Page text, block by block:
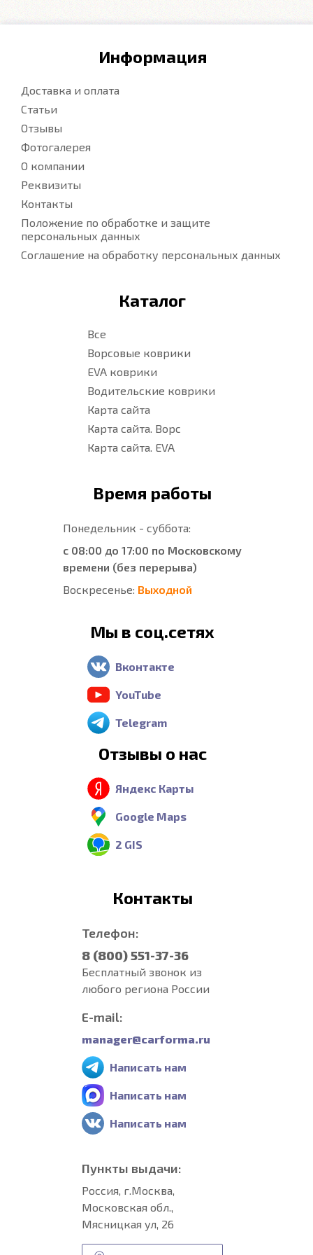
Информация
Доставка и оплата
Статьи
Отзывы
Фотогалерея
О компании
Реквизиты
Контакты
Положение по обработке и защите
персональных данных
Соглашение на обработку персональных данных
Каталог
Все
Ворсовые коврики
EVA коврики
Водительские коврики
Карта сайта
Карта сайта. Ворс
Карта сайта. EVA
Время работы
Понедельник - суббота:
с 08:00 до 17:00 по Московскому
времени (без перерыва)
Воскресенье: Выходной
Мы в соц.сетях
Вконтакте
YouTube
Telegram
Отзывы о нас
Яндекс Карты
Google Maps
2 GIS
Контакты
Телефон:
8 (800) 551-37-36
Бесплатный звонок из
любого региона России
E-mail:
manager@carforma.ru
Написать нам
Написать нам
Написать нам
Пункты выдачи:
Россия, г.Москва,
Московская обл.,
Мясницкая ул, 26